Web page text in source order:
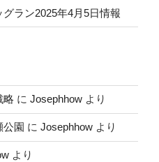
ラン2025年4月5日情報
略 に Josephhow より
公園 に Josephhow より
より